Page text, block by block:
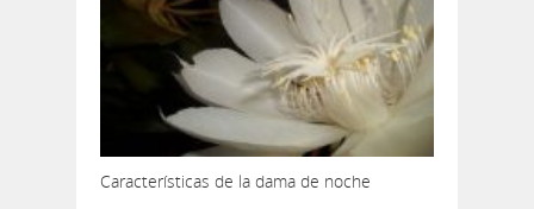
Características de la dama de noche